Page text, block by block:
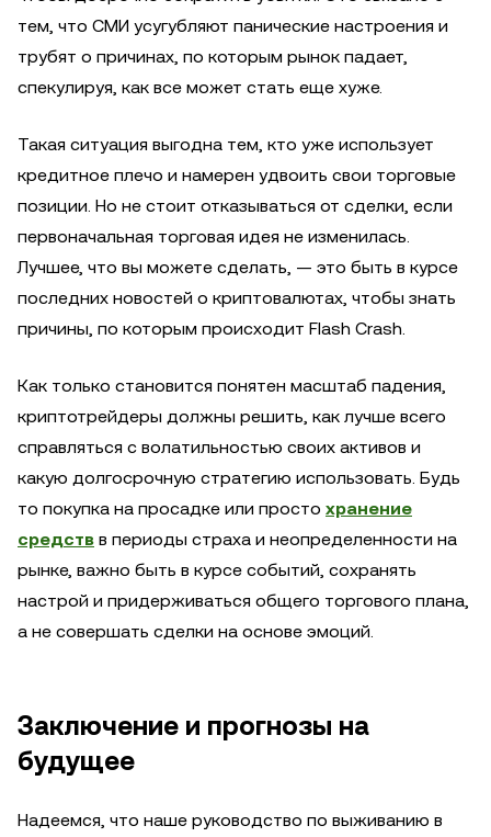
тем, что СМИ усугубляют панические настроения и
трубят о причинах, по которым рынок падает,
спекулируя, как все может стать еще хуже.
Такая ситуация выгодна тем, кто уже использует
кредитное плечо и намерен удвоить свои торговые
позиции. Но не стоит отказываться от сделки, если
первоначальная торговая идея не изменилась.
Лучшее, что вы можете сделать, — это быть в курсе
последних новостей о криптовалютах, чтобы знать
причины, по которым происходит Flash Crash.
Как только становится понятен масштаб падения,
криптотрейдеры должны решить, как лучше всего
справляться с волатильностью своих активов и
какую долгосрочную стратегию использовать. Будь
то покупка на просадке или просто хранение
средств в периоды страха и неопределенности на
рынке, важно быть в курсе событий, сохранять
настрой и придерживаться общего торгового плана,
а не совершать сделки на основе эмоций.
Заключение и прогнозы на
будущее
Надеемся, что наше руководство по выживанию в